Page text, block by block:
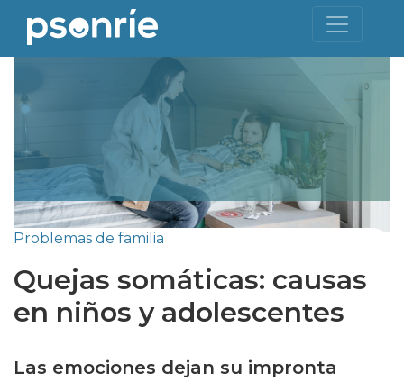
Problemas de familia
Quejas somáticas: causas
en niños y adolescentes
Las emociones dejan su impronta